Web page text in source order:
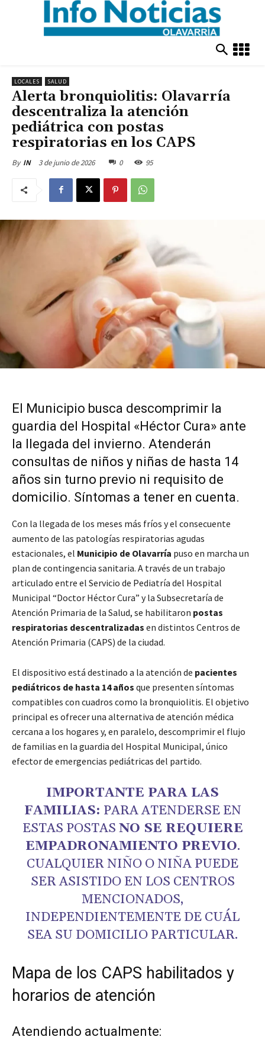
LOCALES SALUD
Alerta bronquiolitis: Olavarría
descentraliza la atención
pediátrica con postas
respiratorias en los CAPS
By IN 3 de junio de 2026 0 95
El Municipio busca descomprimir la
guardia del Hospital «Héctor Cura» ante
la llegada del invierno. Atenderán
consultas de niños y niñas de hasta 14
años sin turno previo ni requisito de
domicilio. Síntomas a tener en cuenta.
Con la llegada de los meses más fríos y el consecuente
aumento de las patologías respiratorias agudas
estacionales, el Municipio de Olavarría puso en marcha un
plan de contingencia sanitaria. A través de un trabajo
articulado entre el Servicio de Pediatría del Hospital
Municipal “Doctor Héctor Cura” y la Subsecretaría de
Atención Primaria de la Salud, se habilitaron postas
respiratorias descentralizadas en distintos Centros de
Atención Primaria (CAPS) de la ciudad.
El dispositivo está destinado a la atención de pacientes
pediátricos de hasta 14 años que presenten síntomas
compatibles con cuadros como la bronquiolitis. El objetivo
principal es ofrecer una alternativa de atención médica
cercana a los hogares y, en paralelo, descomprimir el flujo
de familias en la guardia del Hospital Municipal, único
efector de emergencias pediátricas del partido.
IMPORTANTE PARA LAS
FAMILIAS: PARA ATENDERSE EN
ESTAS POSTAS NO SE REQUIERE
EMPADRONAMIENTO PREVIO.
CUALQUIER NIÑO O NIÑA PUEDE
SER ASISTIDO EN LOS CENTROS
MENCIONADOS,
INDEPENDIENTEMENTE DE CUÁL
SEA SU DOMICILIO PARTICULAR.
Mapa de los CAPS habilitados y
horarios de atención
Atendiendo actualmente: